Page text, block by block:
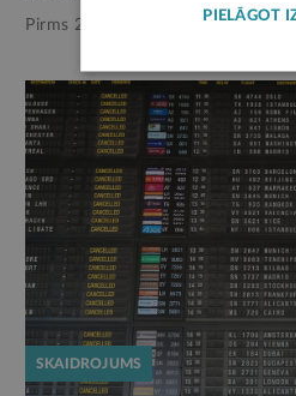
Pirms 2 mēnešiem, Drošība
SKAIDROJUMS
PIELĀGOT